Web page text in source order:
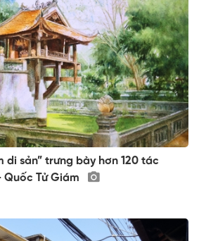
di sản” trưng bày hơn 120 tác
Quốc Tử Giám